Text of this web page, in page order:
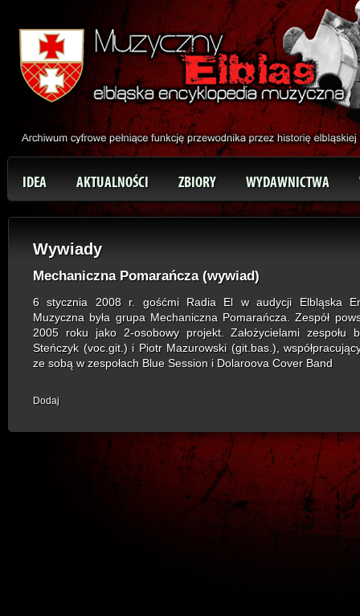
IDEA AKTUALNOŚCI ZBIORY WYDAWNICTWA
Wywiady
Mechaniczna Pomarańcza (wywiad)
6 stycznia 2008 r. gośćmi Radia El w audycji Elbląska
Muzyczna była grupa Mechaniczna Pomarańcza. Zespół
2005 roku jako 2-osobowy projekt. Założycielami zespołu
Steńczyk (voc.git.) i Piotr Mazurowski (git.bas.),
ze sobą w zespołach Blue Session i Dolaroova Cover Band
Dodaj